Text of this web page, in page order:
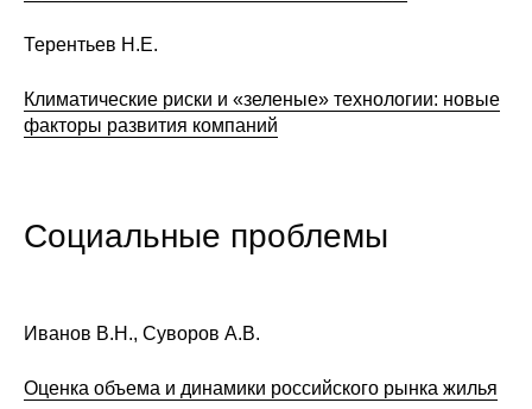
Inforum
Ученый совет
Квартальный прогноз
Краткосрочный прогноз
Терентьев Н.Е.
Климатические риски и «зеленые» технологии: новые
факторы развития компаний
Социальные проблемы
Иванов В.Н., Суворов А.В.
Оценка объема и динамики российского рынка жилья